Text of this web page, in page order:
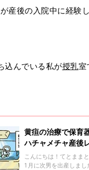
産後の入院中に経験
込んでいる私が授乳室
黄疸の治療で保育
ハチャメチャ産後
こんにちは！てとまま
1月に次男を出産しま